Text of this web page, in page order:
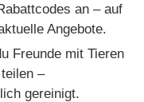
an – auf
Angebote.
Freunde mit Tieren
–
gereinigt.